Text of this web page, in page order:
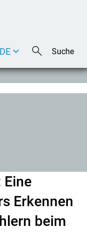
DE
EN
Eine
Erkennen
beim